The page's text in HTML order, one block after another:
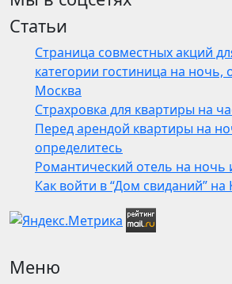
Статьи
Страница совместных акций
категории гостиница на ночь,
Москва
Страхровка для квартиры на
Перед арендой квартиры на
определитесь
Романтический отель на ночь
Как войти в “Дом свиданий”
Меню